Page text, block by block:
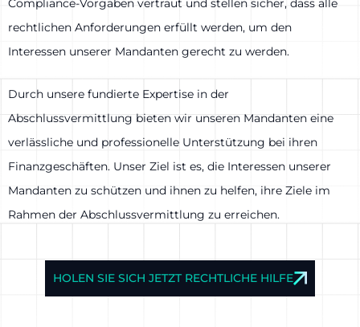
Compliance-Vorgaben vertraut und stellen sicher, dass alle
rechtlichen Anforderungen erfüllt werden, um den
Interessen unserer Mandanten gerecht zu werden.
Durch unsere fundierte Expertise in der
Abschlussvermittlung bieten wir unseren Mandanten eine
verlässliche und professionelle Unterstützung bei ihren
Finanzgeschäften. Unser Ziel ist es, die Interessen unserer
Mandanten zu schützen und ihnen zu helfen, ihre Ziele im
Rahmen der Abschlussvermittlung zu erreichen.
HOLEN SIE SICH JETZT RECHTLICHE HILFE